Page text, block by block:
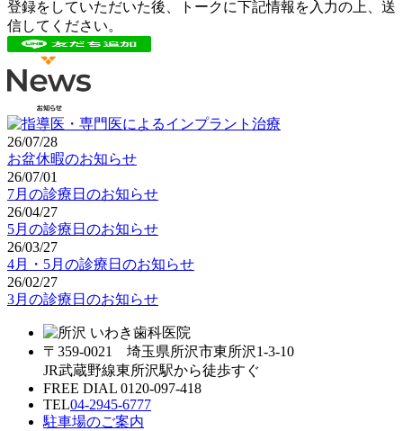
登録をしていただいた後、トークに下記情報を入力の上、送
信してください。
26/07/28
お盆休暇のお知らせ
26/07/01
7月の診療日のお知らせ
26/04/27
5月の診療日のお知らせ
26/03/27
4月・5月の診療日のお知らせ
26/02/27
3月の診療日のお知らせ
〒359-0021 埼玉県所沢市東所沢1-3-10
JR武蔵野線東所沢駅から徒歩すぐ
FREE DIAL 0120-097-418
TEL04-2945-6777
駐車場のご案内